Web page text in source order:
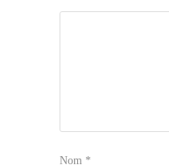
Nom *